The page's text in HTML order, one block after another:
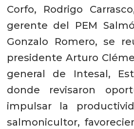
Corfo, Rodrigo
gerente del PEM
Gonzalo Romero, se
presidente Arturo
general de Intesal,
donde revisaron
impulsar la
salmonicultor,